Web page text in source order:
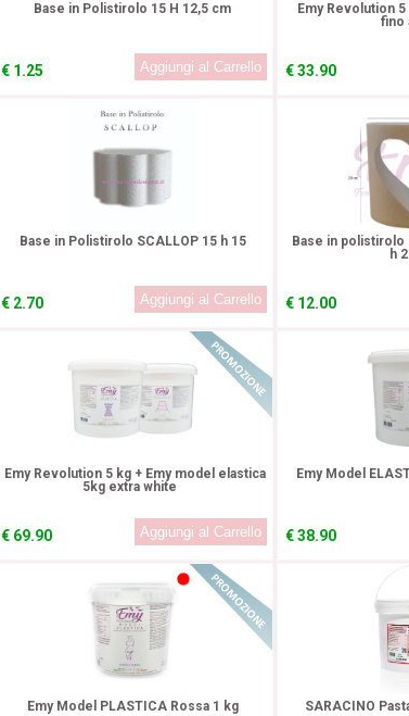
Base in Polistirolo 15 H 12,5 cm
€ 1.25
Emy Revolution
fino
€33.90
Base in Polistirolo SCALLOP 15 h 15
€ 2.70
Base in
h
€ 12.00
Emy Revolution 5 kg + Emy model elastica
5kg extra white
€ 69.90
In Promozione!
Emy Model
€38.90
Emy Model PLASTICA Rossa 1 kg
In Promozione!
SARACINO